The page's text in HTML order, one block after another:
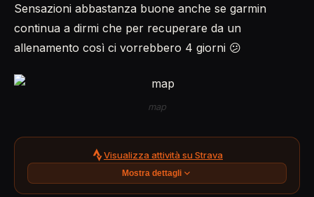
Sensazioni abbastanza buone anche se garmin
continua a dirmi che per recuperare da un
allenamento così ci vorrebbero 4 giorni 😕
map
Visualizza attività su Strava
Mostra dettagli